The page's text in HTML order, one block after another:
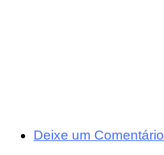
Deixe um Comentário